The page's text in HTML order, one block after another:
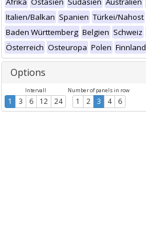
Italien/Balkan Spanien Türkei/Nahost
Baden Württemberg Belgien Schweiz
Österreich Osteuropa Polen Finnland
Options
Intervall
1 3 6 12 24
Number of panels in row
1 2 3 4 6